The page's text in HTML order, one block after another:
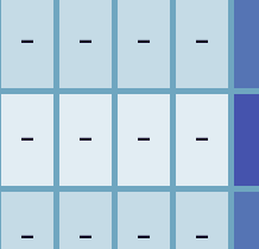
– – – –
– – – –
– – – –